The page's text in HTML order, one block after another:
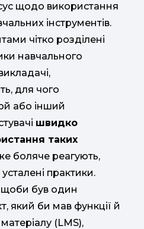
щодо використання
інструментів.
чітко розділені
навчального
для чого
або інший
швидко
таких
боляче реагують,
практики.
щоби був один
який би мав функції й
(LMS),